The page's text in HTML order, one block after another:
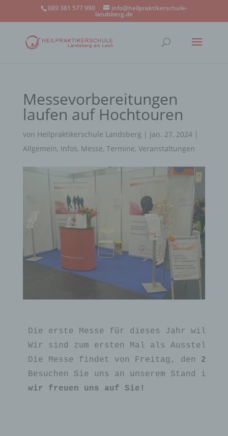
089 381 577 990 info@heilpraktikerschule-
landsberg.de
Messevorbereitungen
laufen auf Hochtouren
von Heilpraktikerschule Landsberg | Jan. 27, 2024|
Allgemein, Infos, Messe, Termine, Veranstaltungen
Die erste Messe für dieses Jahr will
Wir sind zum ersten Mal als
Die Messe findet von Freitag, den 23.
Besuchen Sie uns an unserem Stand im
wir freuen uns auf Sie!